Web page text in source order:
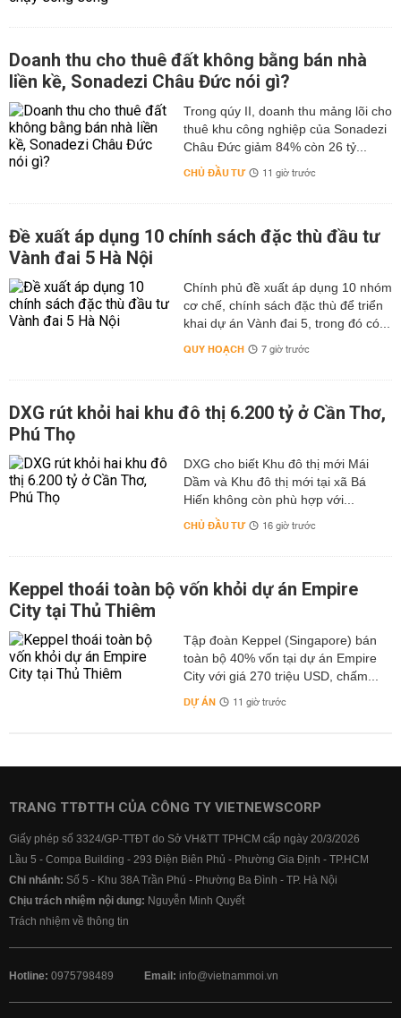
Doanh thu cho thuê đất không bằng bán nhà
liền kề, Sonadezi Châu Đức nói gì?
Trong qúy II, doanh thu mảng lõi cho
thuê khu công nghiệp của Sonadezi
Châu Đức giảm 84% còn 26 tỷ...
CHỦ ĐẦU TƯ 11 giờ trước
Đề xuất áp dụng 10 chính sách đặc thù đầu tư
Vành đai 5 Hà Nội
Chính phủ đề xuất áp dụng 10 nhóm
cơ chế, chính sách đặc thù để triển
khai dự án Vành đai 5, trong đó có...
QUY HOẠCH 7 giờ trước
DXG rút khỏi hai khu đô thị 6.200 tỷ ở Cần Thơ,
Phú Thọ
DXG cho biết Khu đô thị mới Mái
Dầm và Khu đô thị mới tại xã Bá
Hiến không còn phù hợp với...
CHỦ ĐẦU TƯ 16 giờ trước
Keppel thoái toàn bộ vốn khỏi dự án Empire
City tại Thủ Thiêm
Tập đoàn Keppel (Singapore) bán
toàn bộ 40% vốn tại dự án Empire
City với giá 270 triệu USD, chấm...
DỰ ÁN 11 giờ trước
TRANG TTĐTTH CỦA CÔNG TY VIETNEWSCORP
Giấy phép số 3324/GP-TTĐT do Sở VH&TT TPHCM cấp ngày 20/3/2026
Lầu 5 - Compa Building - 293 Điện Biên Phủ - Phường Gia Định - TP.HCM
Chi nhánh: Số 5 - Khu 38A Trần Phú - Phường Ba Đình - TP. Hà Nội
Chịu trách nhiệm nội dung: Nguyễn Minh Quyết
Trách nhiệm về thông tin
Hotline: 0975798489 Email: info@vietnammoi.vn